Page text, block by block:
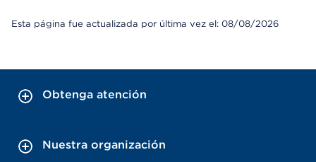
Esta página fue actualizada por última vez el: 08/08/2026
Obtenga atención
Nuestra organización